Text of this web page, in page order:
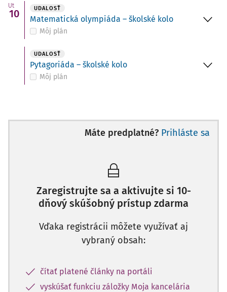
Ut
10 UDALOSŤ
Matematická olympiáda – školské kolo
Môj plán
UDALOSŤ
Pytagoriáda – školské kolo
Môj plán
Máte predplatné? Prihláste sa
Zaregistrujte sa a aktivujte si 10-
dňový skúšobný prístup zdarma
Vďaka registrácii môžete využívať aj
vybraný obsah:
čítať platené články na portáli
vyskúšať funkciu záložky Moja kancelária